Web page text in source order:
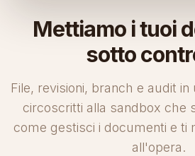
Mettiamo i tuoi
sotto
File, revisioni, branch e audit
circoscritti alla sandbox che
come gestisci i documenti e ti
all'opera.